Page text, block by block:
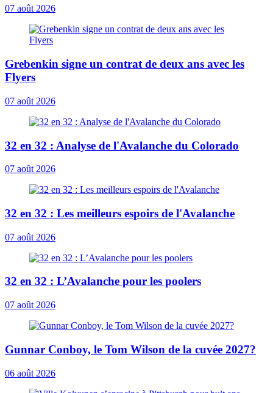
07 août 2026
Grebenkin signe un contrat de deux ans avec les
Flyers
07 août 2026
32 en 32 : Analyse de l'Avalanche du Colorado
07 août 2026
32 en 32 : Les meilleurs espoirs de l'Avalanche
07 août 2026
32 en 32 : L’Avalanche pour les poolers
07 août 2026
Gunnar Conboy, le Tom Wilson de la cuvée 2027?
06 août 2026